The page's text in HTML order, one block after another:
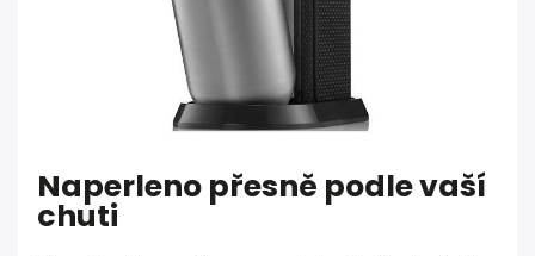
Naperleno přesně podle vaší
chuti